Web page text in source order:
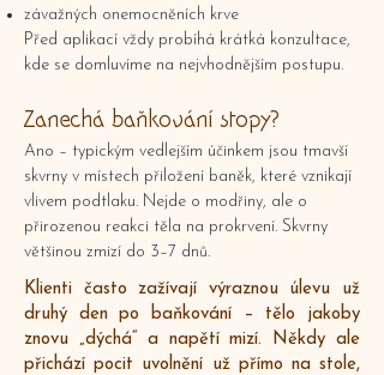
závažných onemocněních krve
Před aplikací vždy probíhá krátká konzultace,
kde se domluvíme na nejvhodnějším postupu.
Zanechá baňkování stopy?
Ano – typickým vedlejším účinkem jsou tmavší
skvrny v místech přiložení baněk, které vznikají
vlivem podtlaku. Nejde o modřiny, ale o
přirozenou reakci těla na prokrvení. Skvrny
většinou zmizí do 3–7 dnů.
Klienti často zažívají výraznou úlevu už
druhý den po baňkování – tělo jakoby
znovu „dýchá“ a napětí mizí. Někdy ale
přichází pocit uvolnění už přímo na stole,